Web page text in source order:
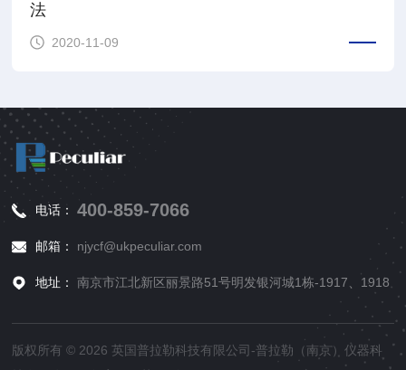
法
2020-11-09
电话： 400-859-7066
邮箱： njycf@ukpeculiar.com
地址： 南京市江北新区丽景路51号明发银河城1栋-1917、1918
版权所有 © 2026 英国普拉勒科技有限公司-普拉勒（南京）仪器科